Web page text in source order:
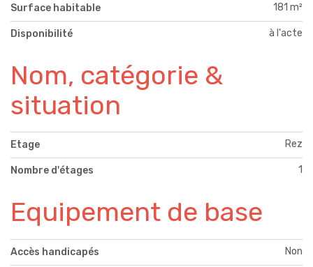
Surface habitable 181 m²
Disponibilité à l'acte
Nom, catégorie &
situation
Etage Rez
Nombre d'étages 1
Equipement de base
Accès handicapés Non